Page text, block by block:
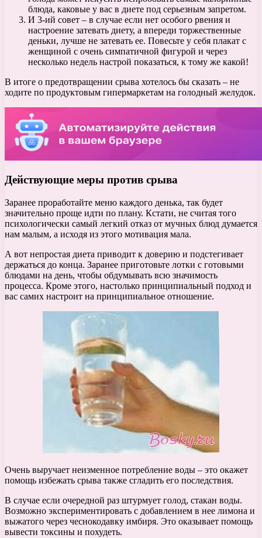
блюда, каковые у вас в диете под серьезным запретом.
И 3-ий совет – в случае если нет особого рвения и
настроение затевать диету, а впереди торжественные
деньки, лучше не затевать ее. Повесьте у себя плакат с
женщиной с очень симпатичной фигурой и через
несколько недель настрой показаться, к тому же какой!
В итоге о предотвращении срыва хотелось бы сказать – не
ходите по продуктовым гипермаркетам на голодный желудок.
Действующие меры против срыва
Заранее проработайте меню каждого денька, так будет
значительно проще идти по плану. Кстати, не считая того
психологически самый легкий отказ от мучных блюд думается
нам малым, а исходя из этого мотивация мала.
А вот непростая диета приводит к доверию и подстегивает
держаться до конца. Заранее приготовьте лотки с готовыми
блюдами на день, чтобы обдумывать всю значимость
процесса. Кроме этого, настолько принципиальный подход и
вас самих настроит на принципиальное отношение.
Очень выручает неизменное потребление воды – это окажет
помощь избежать срыва также сгладить его последствия.
В случае если очередной раз штурмует голод, стакан воды.
Возможно экспериментировать с добавлением в нее лимона и
выжатого через чеснокодавку имбиря. Это оказывает помощь
вывести токсины и похудеть.